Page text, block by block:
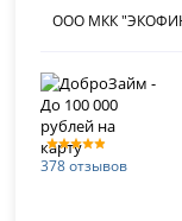
ООО МКК
378 отзывов